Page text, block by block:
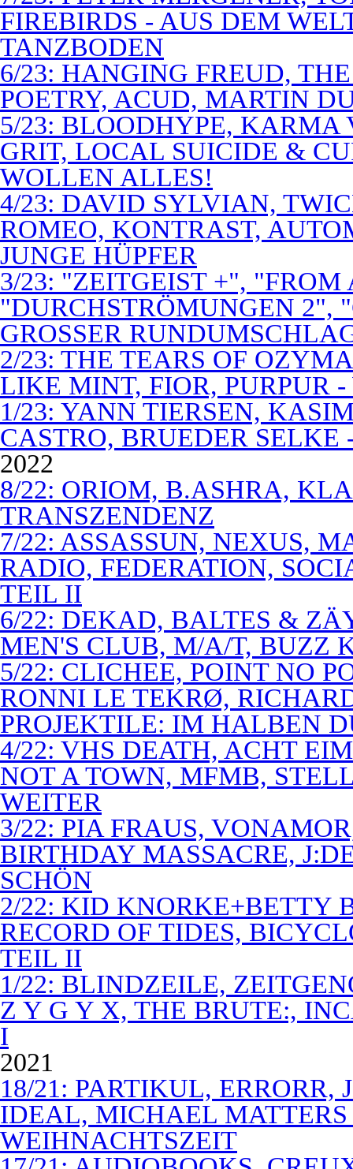
FIREBIRDS - AUS DEM
TANZBODEN
6/23: HANGING FREUD,
POETRY, ACUD, MARTIN
5/23: BLOODHYPE, KARMA
GRIT, LOCAL SUICIDE &
WOLLEN ALLES!
4/23: DAVID SYLVIAN,
ROMEO, KONTRAST,
JUNGE HÜPFER
3/23: "ZEITGEIST +", "FROM
"DURCHSTRÖMUNGEN 2",
GROSSER
2/23: THE TEARS OF
LIKE MINT, FIOR, PURPUR
1/23: YANN TIERSEN,
CASTRO, BRUEDER SELKE
2022
8/22: ORIOM, B.ASHRA,
TRANSZENDENZ
7/22: ASSASSUN, NEXUS,
RADIO, FEDERATION,
TEIL II
6/22: DEKAD, BALTES &
MEN'S CLUB, M/A/T, BUZZ
5/22: CLICHEE, POINT NO
RONNI LE TEKRØ,
PROJEKTILE: IM HALBEN
4/22: VHS DEATH, ACHT
NOT A TOWN, MFMB,
WEITER
3/22: PIA FRAUS,
BIRTHDAY MASSACRE,
SCHÖN
2/22: KID KNORKE+BETTY
RECORD OF TIDES,
TEIL II
1/22: BLINDZEILE,
Z Y G Y X, THE BRUTE:,
I
2021
18/21: PARTIKUL,
IDEAL, MICHAEL
WEIHNACHTSZEIT